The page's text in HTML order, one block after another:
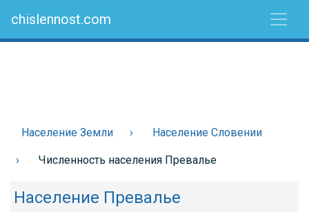
chislennost.com
Население Земли Население Словении
Численность населения Превалье
Население Превалье